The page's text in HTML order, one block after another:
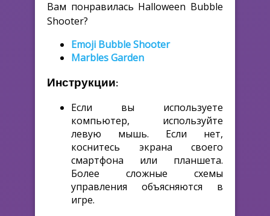
Вам понравилась Halloween Bubble
Shooter?
Emoji Bubble Shooter
Marbles Garden
Инструкции:
Если вы используете
компьютер, используйте
левую мышь. Если нет,
коснитесь экрана своего
смартфона или планшета.
Более сложные схемы
управления объясняются в
игре.